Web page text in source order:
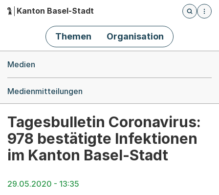
Hauptnavigation
Kanton Basel-Stadt
Öffnet
Themen Organisation
Medien
Medienmitteilungen
Tagesbulletin Coronavirus:
978 bestätigte Infektionen
im Kanton Basel-Stadt
29.05.2020 - 13:35